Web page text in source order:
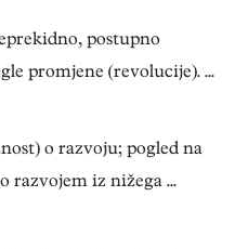
postupno
promjene (revolucije). ...
o razvoju; pogled na
razvojem iz nižega ...